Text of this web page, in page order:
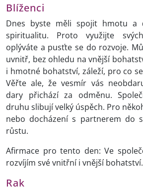
Blíženci
Dnes byste měli spojit hmotu a
spiritualitu. Proto využijte
oplýváte a pusťte se do rozvoje.
uvnitř, bez ohledu na vnější
i hmotné bohatství, záleží, pro co
Věřte ale, že vesmír vás
dary přichází za odměnu.
druhu slibují velký úspěch. Pro
nebo docházení s partnerem do
růstu.
Afirmace pro tento den: Ve
rozvíjím své vnitřní i vnější bohatství.
Rak